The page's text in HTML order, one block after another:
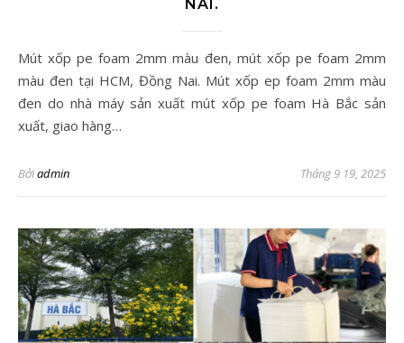
NAI.
Mút xốp pe foam 2mm màu đen, mút xốp pe foam 2mm
màu đen tại HCM, Đồng Nai. Mút xốp ep foam 2mm màu
đen do nhà máy sản xuất mút xốp pe foam Hà Bắc sản
xuất, giao hàng…
Bởiadmin Tháng 9 19, 2025